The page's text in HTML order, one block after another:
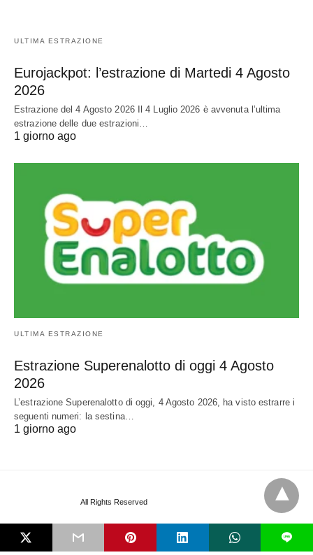
ULTIMA ESTRAZIONE
Eurojackpot: l’estrazione di Martedi 4 Agosto
2026
Estrazione del 4 Agosto 2026 Il 4 Luglio 2026 è avvenuta l’ultima
estrazione delle due estrazioni…
1 giorno ago
ULTIMA ESTRAZIONE
Estrazione Superenalotto di oggi 4 Agosto
2026
L’estrazione Superenalotto di oggi, 4 Agosto 2026, ha visto estrarre i
seguenti numeri: la sestina…
1 giorno ago
All Rights Reserved
L